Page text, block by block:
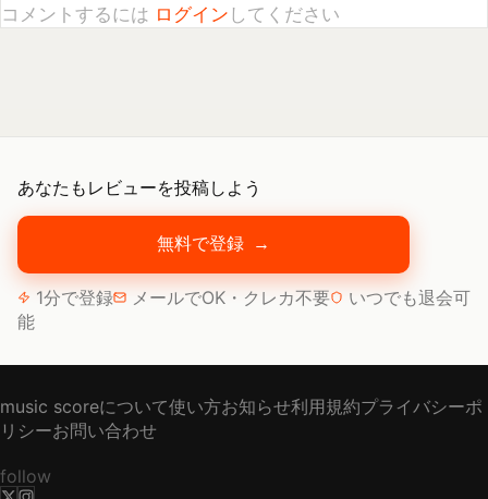
あなたもレビューを投稿しよう
無料で登録 →
1分で登録 メールでOK・クレカ不要
いつでも退会可
能
music scoreについて使い方お知らせ利用規約プライバシーポ
リシーお問い合わせ
follow